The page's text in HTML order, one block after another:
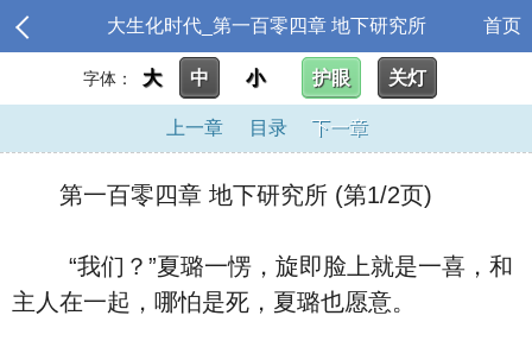
大生化时代_第一百零四章 地下研究所 首页
字体： 大 中 小 护眼 关灯
上一章 目录 下一章
第一百零四章 地下研究所 (第1/2页)
“我们？”夏璐一愣，旋即脸上就是一喜，和
主人在一起，哪怕是死，夏璐也愿意。